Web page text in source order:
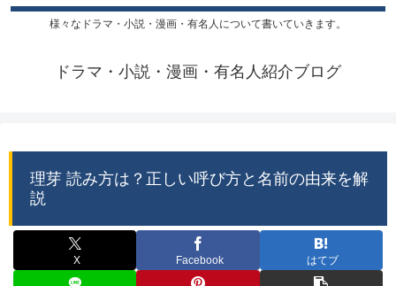
様々なドラマ・小説・漫画・有名人について書いていきます。
ドラマ・小説・漫画・有名人紹介ブログ
理芽 読み方は？正しい呼び方と名前の由来を解
説
X Facebook はてブ